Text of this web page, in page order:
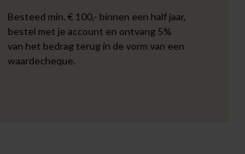
Besteed min. € 100,- binnen een half jaar,
bestel met je account en ontvang 5%
van het bedrag terug in de vorm van een
waardecheque.